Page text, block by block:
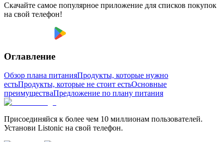
Скачайте самое популярное приложение для списков покупок
на свой телефон!
Оглавление
Обзор плана питанияПродукты, которые нужно
естьПродукты, которые не стоит естьОсновные
преимуществаПредложение по плану питания
Присоединяйся к более чем 10 миллионам пользователей.
Установи Listonic на свой телефон.